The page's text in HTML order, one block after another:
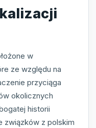
w
ze względu na
przyciąga
okolicznych
historii
związków z polskim